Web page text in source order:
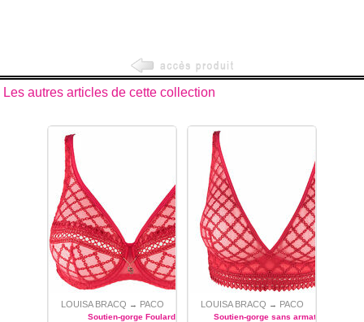
Les autres articles de cette collection
LOUISA BRACQ → PACO
Soutien-gorge Foulard
LOUISA BRACQ → PACO
Soutien-gorge sans armature